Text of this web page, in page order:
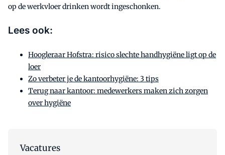
op de werkvloer drinken wordt ingeschonken.
Lees ook:
Hoogleraar Hofstra: risico slechte handhygiëne ligt op de
loer
Zo verbeter je de kantoorhygiëne: 3 tips
Terug naar kantoor: medewerkers maken zich zorgen
over hygiëne
Vacatures